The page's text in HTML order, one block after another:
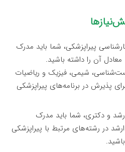
پیراپزشکی، شما باید مدرک
معادل آن را داشته باشید.
شیمی، فیزیک و ریاضیات
پذیرش در برنامه‌های پیراپزشکی
و دکتری، شما باید مدرک
در رشته‌های مرتبط با پیراپزشکی